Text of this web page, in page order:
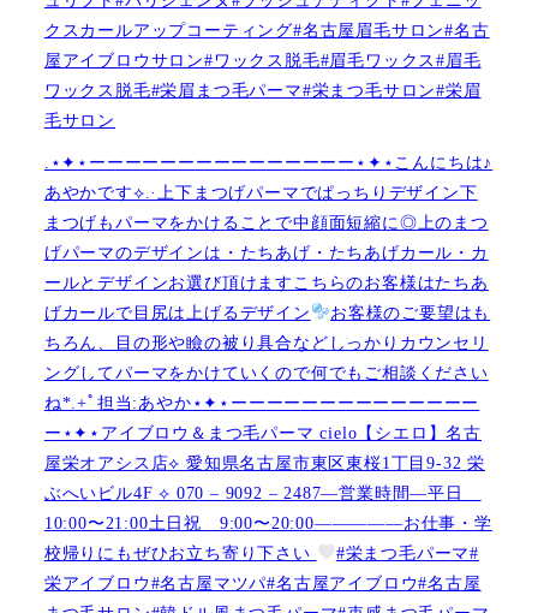
クスカールアップコーティング#名古屋眉毛サロン#名古
屋アイブロウサロン#ワックス脱毛#眉毛ワックス#眉毛
ワックス脱毛#栄眉まつ毛パーマ#栄まつ毛サロン#栄眉
毛サロン
.⋆✦⋆ーーーーーーーーーーーーーーー⋆✦⋆こんにちは♪
あやかです︎⟡.·上下まつげパーマでぱっちりデザイン下
まつげもパーマをかけることで中顔面短縮に◎上のまつ
げパーマのデザインは・たちあげ・たちあげカール・カ
ールとデザインお選び頂けますこちらのお客様はたちあ
げカールで目尻は上げるデザイン
お客様のご要望はも
ちろん、目の形や瞼の被り具合などしっかりカウンセリ
ングしてパーマをかけていくので何でもご相談ください
ね︎︎︎*.+ﾟ担当:あやか⋆✦⋆ーーーーーーーーーーーーーー
ー⋆✦⋆アイブロウ＆まつ毛パーマ cielo【シエロ】名古
屋栄オアシス店︎︎⟡ 愛知県名古屋市東区東桜1丁目9-32 栄
ぶへいビル4F ︎︎⟡ 070 – 9092 – 2487—営業時間—平日
10:00〜21:00土日祝 9:00〜20:00—————お仕事・学
校帰りにもぜひお立ち寄り下さい
#栄まつ毛パーマ#
栄アイブロウ#名古屋マツパ#名古屋アイブロウ#名古屋